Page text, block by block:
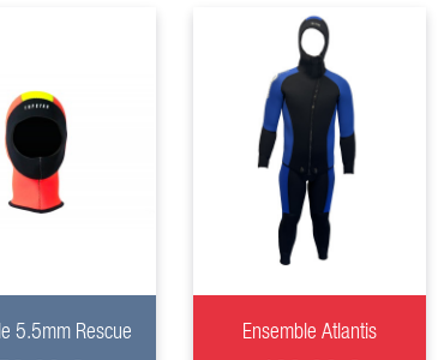
+
5.5mm Rescue
+
Ensemble Atlantis